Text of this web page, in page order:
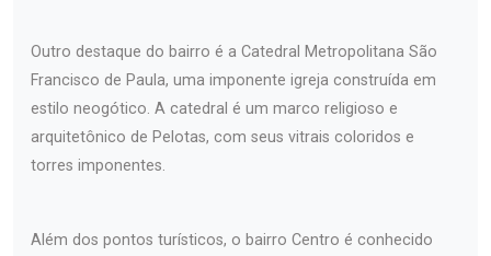
Outro destaque do bairro é a Catedral Metropolitana São
Francisco de Paula, uma imponente igreja construída em
estilo neogótico. A catedral é um marco religioso e
arquitetônico de Pelotas, com seus vitrais coloridos e
torres imponentes.
Além dos pontos turísticos, o bairro Centro é conhecido